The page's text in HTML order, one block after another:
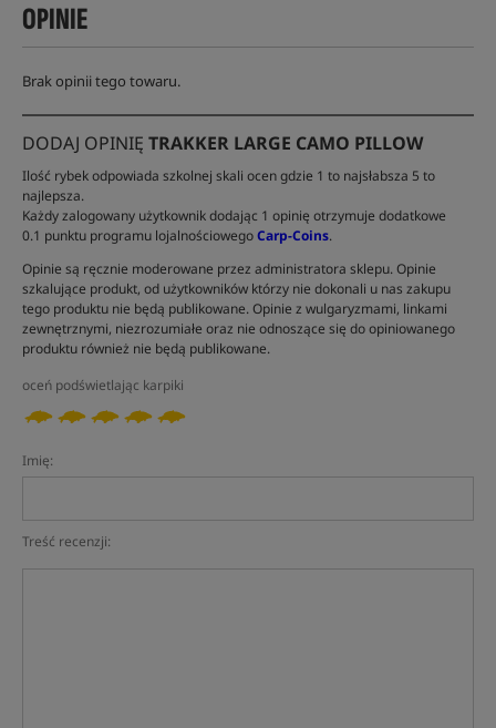
OPINIE
Brak opinii tego towaru.
DODAJ OPINIĘ TRAKKER LARGE CAMO PILLOW
Ilość rybek odpowiada szkolnej skali ocen gdzie 1 to najsłabsza 5 to
najlepsza.
Każdy zalogowany użytkownik dodając 1 opinię otrzymuje dodatkowe
0.1 punktu programu lojalnościowegoCarp-Coins.
Opinie są ręcznie moderowane przez administratora sklepu. Opinie
szkalujące produkt, od użytkowników którzy nie dokonali u nas zakupu
tego produktu nie będą publikowane. Opinie z wulgaryzmami, linkami
zewnętrznymi, niezrozumiałe oraz nie odnoszące się do opiniowanego
produktu również nie będą publikowane.
oceń podświetlając karpiki
Imię:
Treść recenzji: